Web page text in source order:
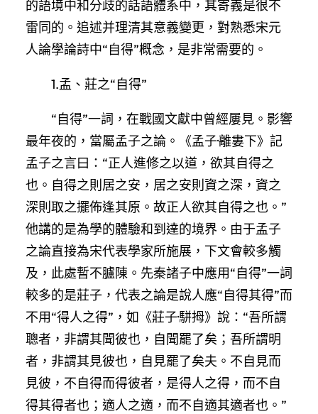
的語境中和分歧的話語體系中，其寄義是很不
雷同的。追述并理清其意義變更，對熟悉宋元
人論學論詩中“自得”概念，是非常需要的。
1.孟、莊之“自得”
“自得”一詞，在戰國文獻中曾經屢見。影響
最年夜的，當屬孟子之論。《孟子·離婁下》記
孟子之言曰：“正人進修之以道，欲其自得之
也。自得之則居之安，居之安則資之深，資之
深則取之擺佈逢其原。故正人欲其自得之也。”
他講的是為學的體驗和到達的境界。由于孟子
之論直接為宋代表學家所施展，下文會較多觸
及，此處暫不臚陳。先秦諸子中應用“自得”一詞
較多的是莊子，代表之論是說人應“自得其得”而
不用“得人之得”，如《莊子·駢拇》說：“吾所謂
聰者，非謂其聞彼也，自聞罷了矣；吾所謂明
者，非謂其見彼也，自見罷了矣夫。不自見而
見彼，不自得而得彼者，是得人之得，而不自
得其得者也；適人之適，而不自適其適者也。”